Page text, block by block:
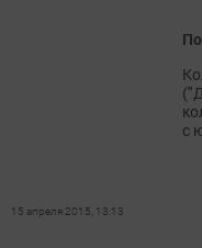
с
15 апреля 2015, 13:13